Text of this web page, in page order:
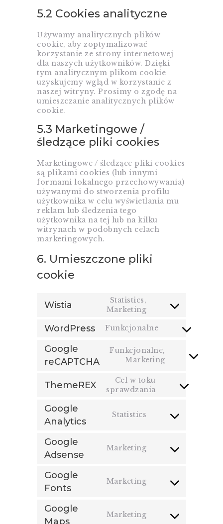
5.2 Cookies analityczne
Używamy analitycznych plików
cookie, aby zoptymalizować
korzystanie ze strony internetowej
dla naszych użytkowników. Dzięki
tym analitycznym plikom cookie
uzyskujemy wgląd w korzystanie z
naszej witryny. Prosimy o zgodę na
umieszczanie analitycznych plików
cookie.
5.3 Marketingowe /
śledzące pliki cookies
Marketingowe / śledzące pliki cookies
są plikami cookies (lub innymi
formami lokalnego przechowywania)
używanymi do stworzenia profilu
użytkownika w celu wyświetlania mu
reklam lub śledzenia tego
użytkownika na tej lub na kilku
witrynach w podobnych celach
marketingowych.
6. Umieszczone pliki
cookie
Wistia
Statistics,
Marketing
Consent
service
WordPress Funkcjonalne
Consent
service
wordpress
Google
reCAPTCHA
Funkcjonalne,
Marketing
Consent
google-
ThemeREX
Cel w toku
sprawdzania
Consent
themerex
Google
Analytics
Statistics
Consent
google-
Google
Adsense
Marketing
Consent
google-
Google
Fonts
Marketing
Consent
google-
Google
Maps
Marketing
Consent